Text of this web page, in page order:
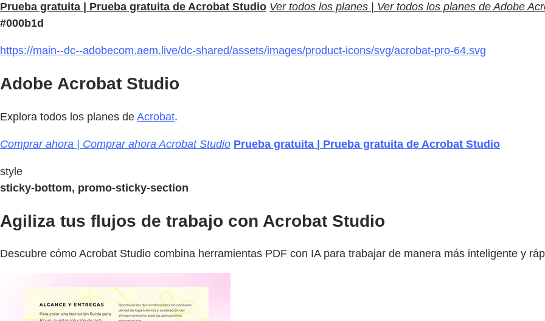
Prueba gratuita | Prueba gratuita de Acrobat Studio Ver todos los planes | Ver todos los planes de Adobe
#000b1d
https://main--dc--adobecom.aem.live/dc-shared/assets/images/product-icons/svg/acrobat-pro-64.svg
Adobe Acrobat Studio
Explora todos los planes de Acrobat.
Comprar ahora | Comprar ahora Acrobat Studio Prueba gratuita | Prueba gratuita de Acrobat Studio
style
sticky-bottom, promo-sticky-section
Agiliza tus flujos de trabajo con Acrobat Studio
Descubre cómo Acrobat Studio combina herramientas PDF con IA para trabajar de manera más inteligente y